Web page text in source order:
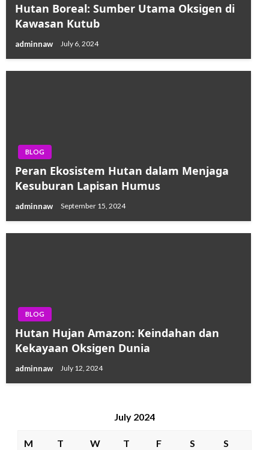
Hutan Boreal: Sumber Utama Oksigen di
Kawasan Kutub
adminnaw July 6, 2024
BLOG
Peran Ekosistem Hutan dalam Menjaga
Kesuburan Lapisan Humus
adminnaw September 15, 2024
BLOG
Hutan Hujan Amazon: Keindahan dan
Kekayaan Oksigen Dunia
adminnaw July 12, 2024
July 2024
M T W T F S S